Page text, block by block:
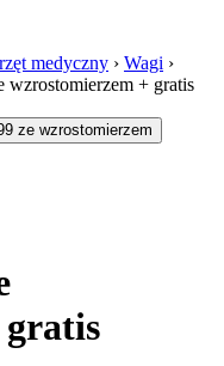
medyczny › Wagi ›
wzrostomierzem + gratis
gratis